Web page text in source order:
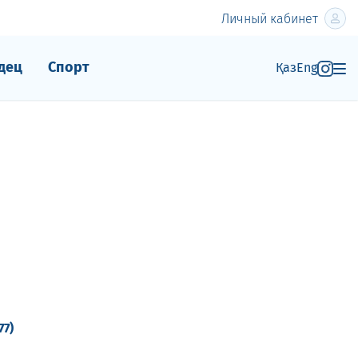
Личный кабинет
Спорт ҚазEng